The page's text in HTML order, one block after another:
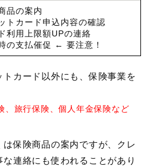
品の案内
トカード申込内容の確認
利用上限額UPの連絡
の支払催促 ← 要注意！
カード以外にも、保険事業を
旅行保険、個人年金保険など
保険商品の案内ですが、クレ
連絡にも使われることがあり